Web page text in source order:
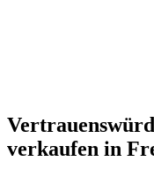
verkaufen in